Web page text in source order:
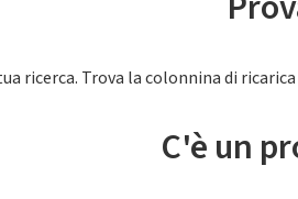
ricerca. Trova la colonnina di
C'è un